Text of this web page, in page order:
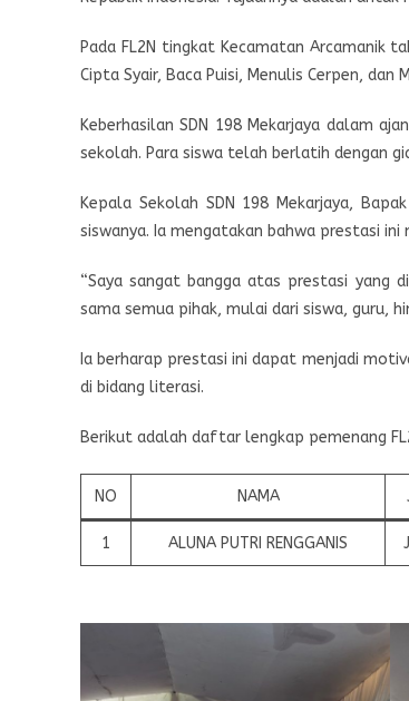
Pada FL2N tingkat Kecamatan Arcamanik
Cipta Syair, Baca Puisi, Menulis Cerpen, dan
Keberhasilan SDN 198 Mekarjaya dalam
sekolah. Para siswa telah berlatih dengan
Kepala Sekolah SDN 198 Mekarjaya,
siswanya. Ia mengatakan bahwa prestasi
“Saya sangat bangga atas prestasi yang
sama semua pihak, mulai dari siswa, guru,
Ia berharap prestasi ini dapat menjadi
di bidang literasi.
Berikut adalah daftar lengkap pemenang
NO NAMA
1 ALUNA PUTRI RENGGANIS